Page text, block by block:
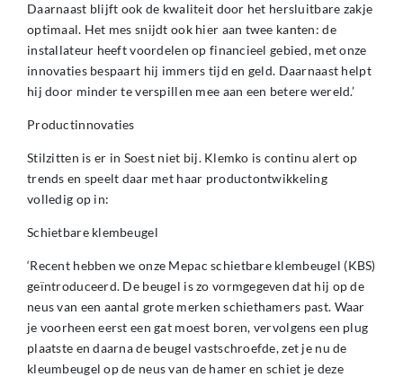
Daarnaast blijft ook de kwaliteit door het hersluitbare zakje
optimaal. Het mes snijdt ook hier aan twee kanten: de
installateur heeft voordelen op financieel gebied, met onze
innovaties bespaart hij immers tijd en geld. Daarnaast helpt
hij door minder te verspillen mee aan een betere wereld.’
Productinnovaties
Stilzitten is er in Soest niet bij. Klemko is continu alert op
trends en speelt daar met haar productontwikkeling
volledig op in:
Schietbare klembeugel
‘Recent hebben we onze Mepac schietbare klembeugel (KBS)
geïntroduceerd. De beugel is zo vormgegeven dat hij op de
neus van een aantal grote merken schiethamers past. Waar
je voorheen eerst een gat moest boren, vervolgens een plug
plaatste en daarna de beugel vastschroefde, zet je nu de
kleumbeugel op de neus van de hamer en schiet je deze